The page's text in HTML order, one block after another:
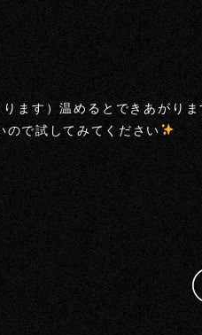
ます）温めるとできあがりま
ので試してみてください